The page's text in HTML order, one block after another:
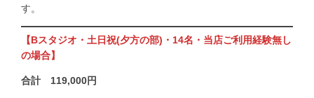
す。
【Bスタジオ・土日祝(夕方の部)・14名・当店ご利用経験無し
の場合】
合計 119,000円